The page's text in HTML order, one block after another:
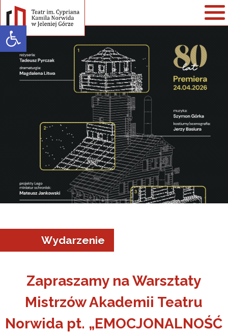
Open toolbar
w Jeleniej Górze
Wydarzenie
Zapraszamy na Warsztaty
Mistrzów Akademii Teatru
Norwida pt. „EMOCJONALNOŚĆ